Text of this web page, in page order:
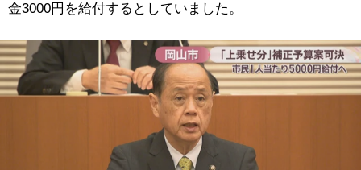
金3000円を給付するとしていました。